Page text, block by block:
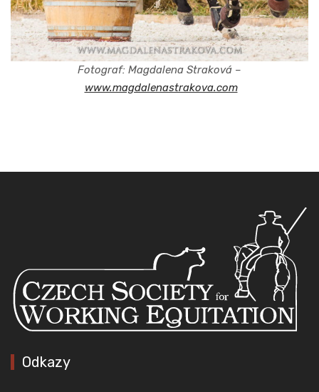
Fotograf: Magdalena Straková –
www.magdalenastrakova.com
Odkazy